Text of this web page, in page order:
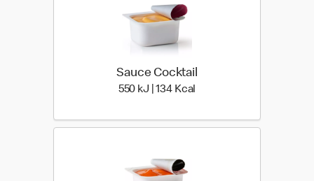
Sauce Cocktail
550 kJ | 134 Kcal